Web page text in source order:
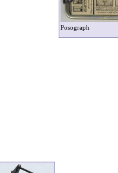
Posograph